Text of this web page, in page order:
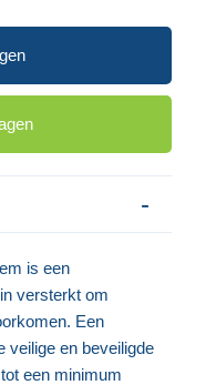
is een
versterkt om
Een
veilige en beveiligde
een minimum